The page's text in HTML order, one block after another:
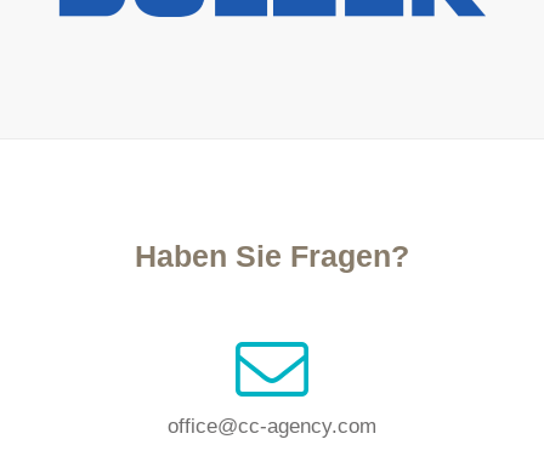
Haben Sie Fragen?
office@cc-agency.com